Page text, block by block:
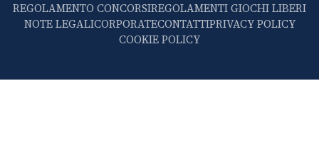
REGOLAMENTO CONCORSIREGOLAMENTI GIOCHI LIBERI
NOTE LEGALICORPORATECONTATTIPRIVACY POLICY
COOKIE POLICY